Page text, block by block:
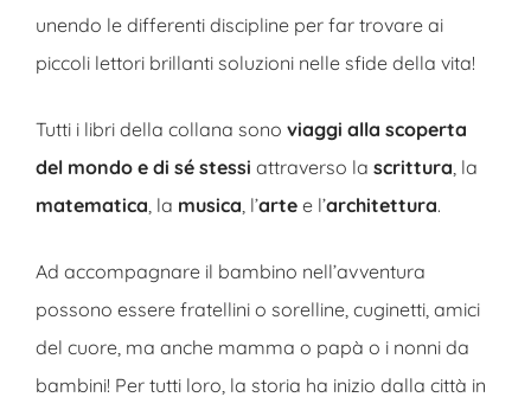
unendo le differenti discipline per far trovare ai
piccoli lettori brillanti soluzioni nelle sfide della vita!
Tutti i libri della collana sono viaggi alla scoperta
del mondo e di sé stessi attraverso la scrittura, la
matematica, la musica, l’arte e l’architettura.
Ad accompagnare il bambino nell’avventura
possono essere fratellini o sorelline, cuginetti, amici
del cuore, ma anche mamma o papà o i nonni da
bambini! Per tutti loro, la storia ha inizio dalla città in